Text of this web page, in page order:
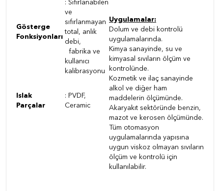
Gösterge
Fonksiyonları
: Sıfırlanabilen
ve
sıfırlanmayan
total, anlık
debi,
fabrika ve
kullanıcı
kalibrasyonu
Islak
Parçalar
: PVDF,
Ceramic
Uygulamalar:
Dolum ve debi kontrolü
uygulamalarında.
Kimya sanayinde, su ve
kimyasal sıvıların ölçüm ve
kontrolünde.
Kozmetik ve ilaç sanayinde
alkol ve diğer ham
maddelerin ölçümünde.
Akaryakıt sektöründe benzin,
mazot ve kerosen ölçümünde.
Tüm otomasyon
uygulamalarında yapısına
uygun viskoz olmayan sıvıların
ölçüm ve kontrolü için
kullanılabilir.